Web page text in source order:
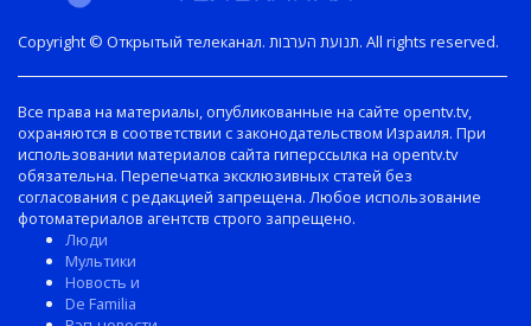
Copyright © Открытый телеканал. תנועת הערבות. All rights reserved.
Все права на материалы, опубликованные на сайте opentv.tv,
охраняются в соответствии с законодательством Израиля. При
использовании материалов сайта гиперссылка на opentv.tv
обязательна. Перепечатка эксклюзивных статей без
согласования с редакцией запрещена. Любое использование
фотоматериалов агентств строго запрещено.
Люди
Мультики
Новость и
De Familia